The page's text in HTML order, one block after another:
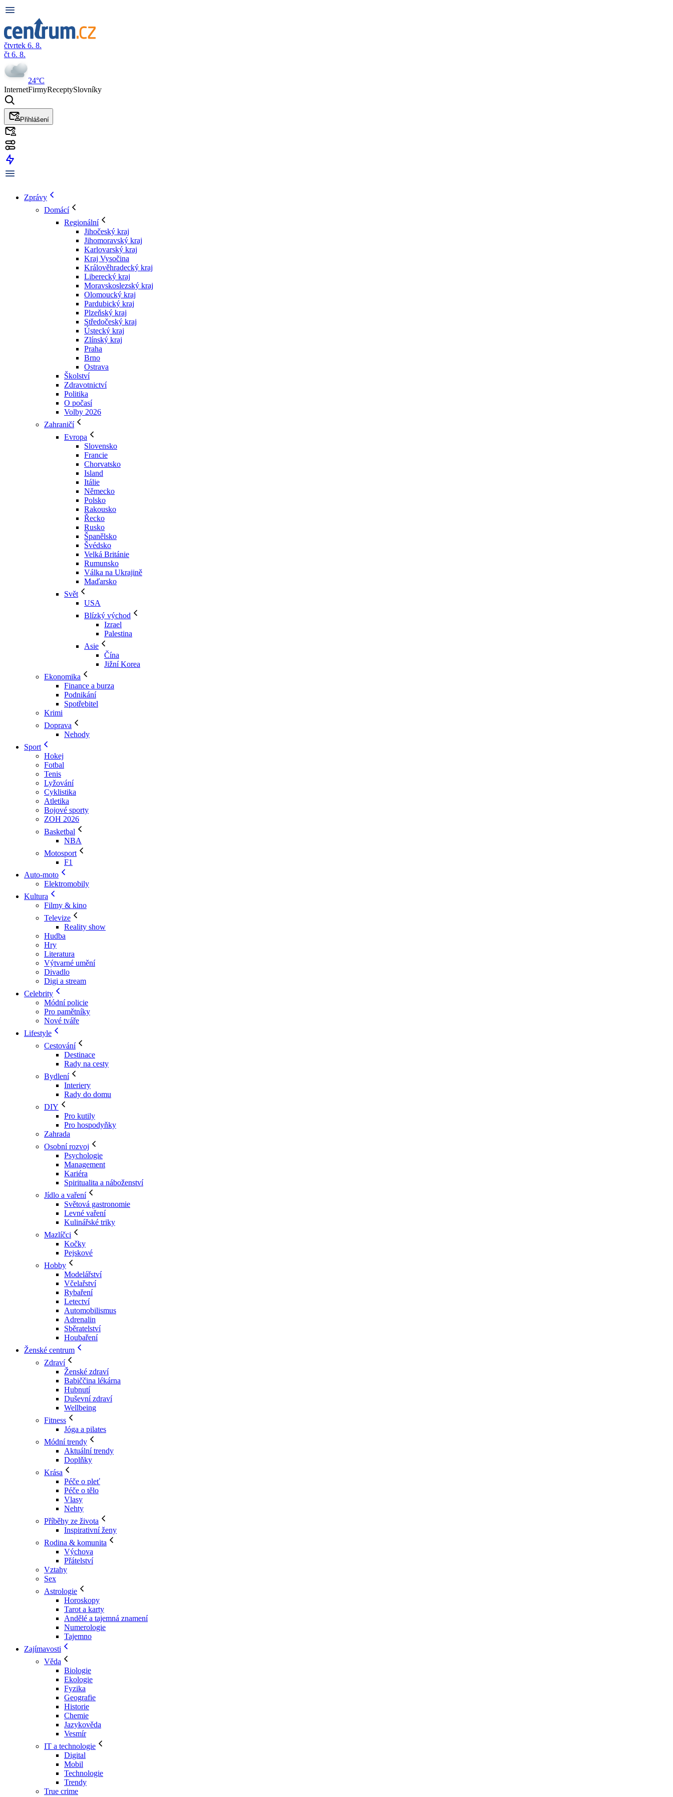
čtvrtek 6. 8.
čt 6. 8.
24°C
InternetFirmyReceptySlovníky
Přihlášení
Zprávy
Domácí
Regionální
Jihočeský kraj
Jihomoravský kraj
Karlovarský kraj
Kraj Vysočina
Králověhradecký kraj
Liberecký kraj
Moravskoslezský kraj
Olomoucký kraj
Pardubický kraj
Plzeňský kraj
Středočeský kraj
Ústecký kraj
Zlínský kraj
Praha
Brno
Ostrava
Školství
Zdravotnictví
Politika
O počasí
Volby 2026
Zahraničí
Evropa
Slovensko
Francie
Chorvatsko
Island
Itálie
Německo
Polsko
Rakousko
Řecko
Rusko
Španělsko
Švédsko
Velká Británie
Rumunsko
Válka na Ukrajině
Maďarsko
Svět
USA
Blízký východ
Izrael
Palestina
Asie
Čína
Jižní Korea
Ekonomika
Finance a burza
Podnikání
Spotřebitel
Krimi
Doprava
Nehody
Sport
Hokej
Fotbal
Tenis
Lyžování
Cyklistika
Atletika
Bojové sporty
ZOH 2026
Basketbal
NBA
Motosport
F1
Auto-moto
Elektromobily
Kultura
Filmy & kino
Televize
Reality show
Hudba
Hry
Literatura
Výtvarné umění
Divadlo
Digi a stream
Celebrity
Módní policie
Pro pamětníky
Nové tváře
Lifestyle
Cestování
Destinace
Rady na cesty
Bydlení
Interiery
Rady do domu
DIY
Pro kutily
Pro hospodyňky
Zahrada
Osobní rozvoj
Psychologie
Management
Kariéra
Spiritualita a náboženství
Jídlo a vaření
Světová gastronomie
Levné vaření
Kulinářské triky
Mazlíčci
Kočky
Pejskové
Hobby
Modelářství
Včelařství
Rybaření
Letectví
Automobilismus
Adrenalin
Sběratelství
Houbaření
Ženské centrum
Zdraví
Ženské zdraví
Babiččina lékárna
Hubnutí
Duševní zdraví
Wellbeing
Fitness
Jóga a pilates
Módní trendy
Aktuální trendy
Doplňky
Krása
Péče o pleť
Péče o tělo
Vlasy
Nehty
Příběhy ze života
Inspirativní ženy
Rodina & komunita
Výchova
Přátelství
Vztahy
Sex
Astrologie
Horoskopy
Tarot a karty
Andělé a tajemná znamení
Numerologie
Tajemno
Zajímavosti
Věda
Biologie
Ekologie
Fyzika
Geografie
Historie
Chemie
Jazykověda
Vesmír
IT a technologie
Digital
Mobil
Technologie
Trendy
True crime